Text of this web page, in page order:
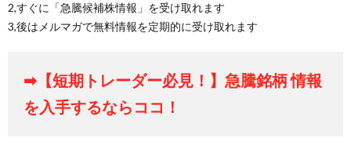
2,すぐに「急騰候補株情報」を受け取れます
3,後はメルマガで無料情報を定期的に受け取れます
➡【短期トレーダー必見！】急騰銘柄 情報
を入手するならココ！